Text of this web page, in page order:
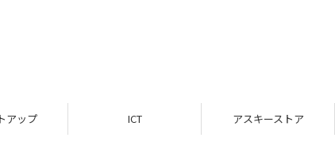
アップ ICT アスキーストア